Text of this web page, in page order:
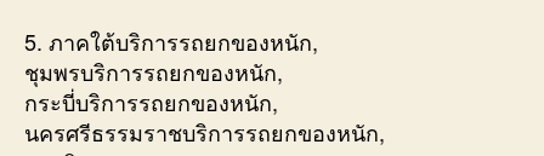
5. ภาคใต้บริการรถยกของหนัก,
ชุมพรบริการรถยกของหนัก,
กระบี่บริการรถยกของหนัก,
นครศรีธรรมราชบริการรถยกของหนัก,